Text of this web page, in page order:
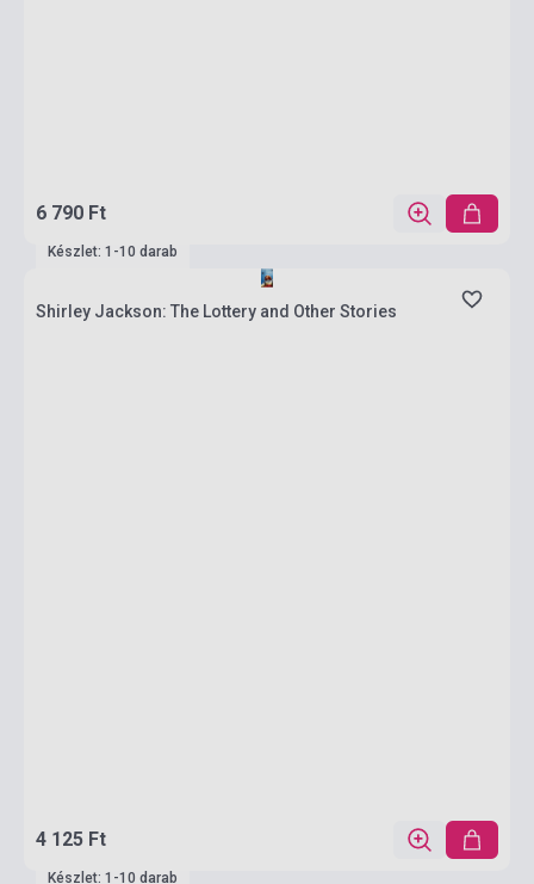
6 790 Ft
Készlet: 1-10 darab
Shirley Jackson: The Lottery and Other Stories
4 125 Ft
Készlet: 1-10 darab